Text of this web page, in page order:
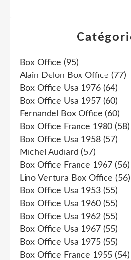
Box Office (95)
Alain Delon Box Office (77)
Box Office Usa 1976 (64)
Box Office Usa 1957 (60)
Fernandel Box Office (60)
Box Office France 1980 (58)
Box Office Usa 1958 (57)
Michel Audiard (57)
Box Office France 1967 (56)
Lino Ventura Box Office (56)
Box Office Usa 1953 (55)
Box Office Usa 1960 (55)
Box Office Usa 1962 (55)
Box Office Usa 1967 (55)
Box Office Usa 1975 (55)
Box Office France 1955 (54)